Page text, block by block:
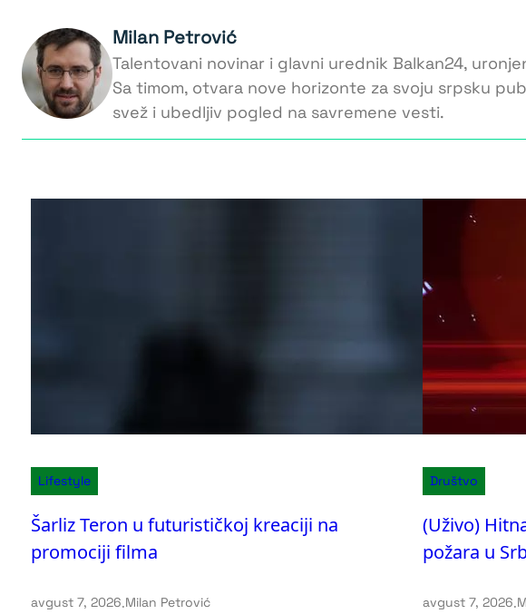
Milan Petrović
Talentovani novinar i glavni urednik Balkan24,
Sa timom, otvara nove horizonte za svoju srpsku
svež i ubedljiv pogled na savremene vesti.
Lifestyle
Šarliz Teron u futurističkoj kreaciji na
promociji filma
avgust 7, 2026.Milan Petrović
Društvo
(Uživo)
požara u
avgust 7, 2026.